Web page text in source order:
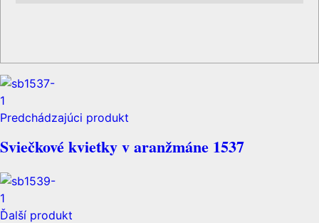
Predchádzajúci produkt
Sviečkové kvietky v aranžmáne 1537
Ďalší produkt